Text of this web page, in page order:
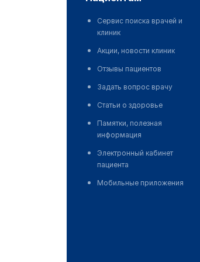
Сервис поиска врачей и
клиник
Акции, новости клиник
Отзывы пациентов
Задать вопрос врачу
Статьи о здоровье
Памятки, полезная
информация
Электронный кабинет
пациента
Мобильные приложения